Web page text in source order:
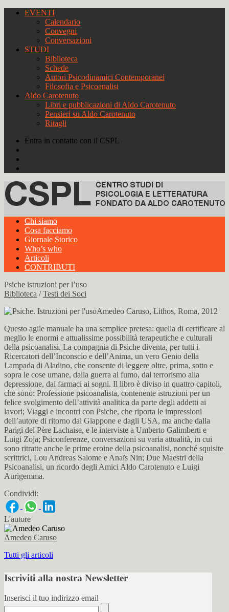
EVENTI
Calendario
Convegni
Conversazioni
STUDI
Biblioteca
Schede
Autori Psicodinamici Contemporanei
Filosofia e Psicoanalisi
Aldo Carotenuto
Libri e pubblicazioni di Aldo Carotenuto
Pensieri su Aldo Carotenuto
Ritagli
Entra in contatto con il CSPL
Chi siamo
Cosa facciamo
Giornale Storico
Who’s who
Articoli
CONTRIBUTI
Psiche istruzioni per l’uso
Biblioteca /Testi dei Soci
Amedeo Caruso, Lithos, Roma, 2012
Questo agile manuale ha una semplice pretesa: quella di certificare al
meglio le enormi e attualissime possibilità terapeutiche e culturali
della psicoanalisi. La compagnia di Psiche diventa, per tutti i
Ricercatori dell’Inconscio e dell’Anima, un vero Genio della
Lampada di Aladino, che consente di leggere oltre, prima, sotto e
sopra le cose umane, dalla guerra al fumo, dal terrorismo alla
depressione, dai farmaci ai sogni. Il libro è diviso in quattro capitoli,
che sono: Professione psicoanalista, contenente istruzioni per un
felice svolgimento dell’attività analitica da parte degli addetti ai
lavori; Viaggi e incontri con Psiche, che riporta le impressioni
dell’autore di ritorno dal Giappone e dagli USA, ma anche dalla
Parigi del Père Lachaise, e le interviste a Umberto Galimberti e
Luigi Zoja; Psiconferenze, conversazioni su varia attualità, in cui
sono ritratte anche le prime eroine della psicoanalisi, nonché squisite
scrittrici, Lou Andreas Salome e Anaïs Nin; Due Maestri della
Psicoanalisi, un ricordo degli Amici Aldo Carotenuto e Luigi
Aurigemma.
Condividi:
L'autore
Amedeo Caruso
Tutti gli articoli
Iscriviti alla nostra Newsletter
Inserisci il tuo indirizzo email